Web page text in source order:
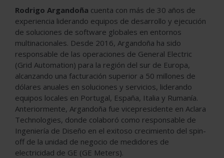
Rodrigo Argandoña cuenta con más de 30 años de
experiencia liderando equipos de desarrollo y ejecución
de soluciones de software globales en entornos
multinacionales. Desde 2016, Argandoña ha sido
responsable de las operaciones de General Electric
(Grid Automation) para la región del sur de Europa,
alcanzando una facturación superior a 50 millones de
dólares anuales en soluciones y servicios, liderando
equipos locales en Portugal, España, Italia y Rumanía.
Anteriormente, Argandoña fue vicepresidente en Aclara
Technologies, donde colaboró como responsable de
Ingeniería de Diseño en el exitoso crecimiento del spin-
off de la unidad de negocio de medidores de
electricidad de GE (GE Meters).